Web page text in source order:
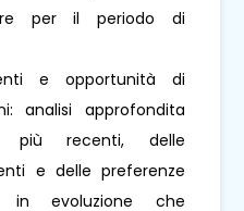
per il periodo di
e opportunità di
analisi approfondita
più recenti, delle
e delle preferenze
in evoluzione che